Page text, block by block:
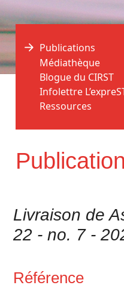
Accueil > Publications >
Publications
Médiathèque
Blogue du CIRST
Infolettre
Ressources
Livraison de
22 - no. 7 -
Référence